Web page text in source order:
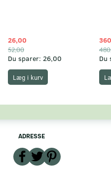
26,00
52,00
Du sparer: 26,00
Læg i kurv
Du
ADRESSE